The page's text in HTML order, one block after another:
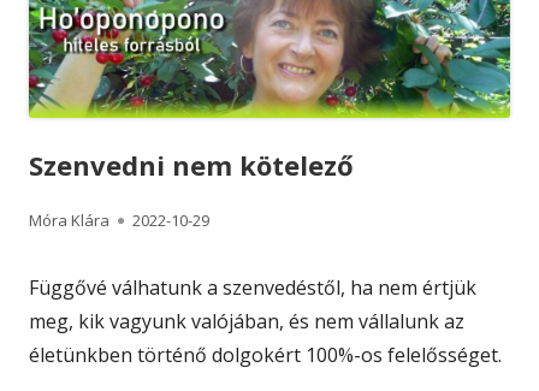
Szenvedni nem kötelező
Author
Móra Klára
Published
2022-10-29
Függővé válhatunk a szenvedéstől, ha nem értjük
meg, kik vagyunk valójában, és nem vállalunk az
életünkben történő dolgokért 100%-os felelősséget.